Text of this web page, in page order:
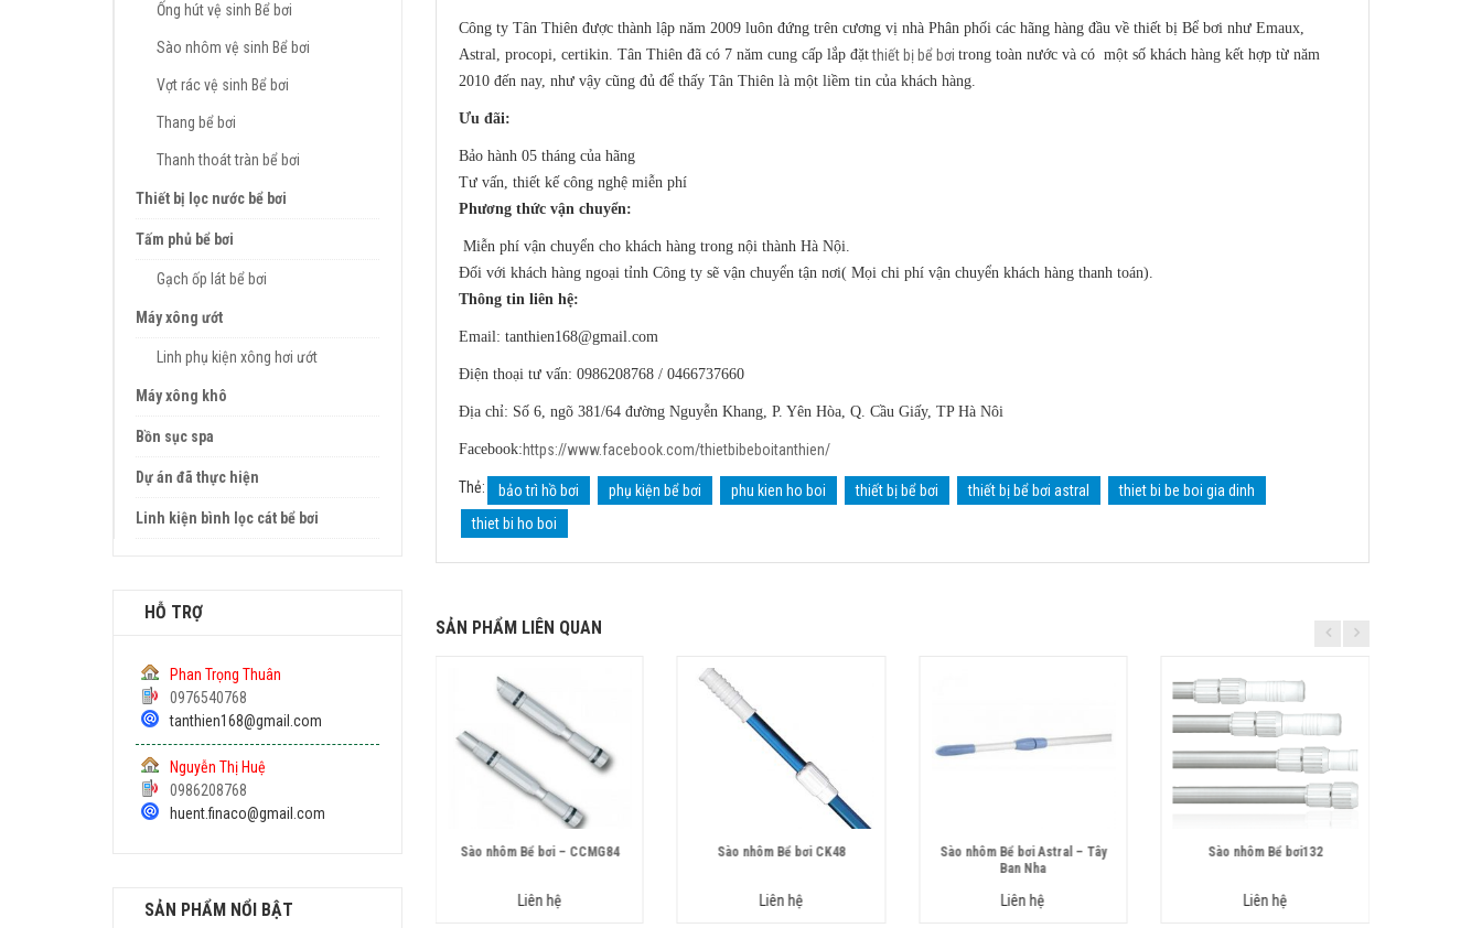
Công ty Tân Thiên được thành lập năm 2009 luôn đứng trên cương vị nhà Phân phối các hãng hàng đầu về thiết bị Bể bơi như Emaux,
Astral, procopi, certikin. Tân Thiên đã có 7 năm cung cấp lắp đặtthiết bị bể bơi trong toàn nước và có một số khách hàng kết hợp từ năm
2010 đến nay, như vậy cũng đủ để thấy Tân Thiên là một liềm tin của khách hàng.
Ưu đãi:
Bảo hành 05 tháng của hãng
Tư vấn, thiết kế công nghệ miễn phí
Phương thức vận chuyển:
Miễn phí vận chuyển cho khách hàng trong nội thành Hà Nội.
Đối với khách hàng ngoại tỉnh Công ty sẽ vận chuyển tận nơi( Mọi chi phí vận chuyển khách hàng thanh toán).
Thông tin liên hệ:
Email: tanthien168@gmail.com
Điện thoại tư vấn: 0986208768 / 0466737660
Địa chỉ: Số 6, ngõ 381/64 đường Nguyễn Khang, P. Yên Hòa, Q. Cầu Giấy, TP Hà Nôi
Facebook: https://www.facebook.com/thietbibeboitanthien/
Thẻ: bảo trì hồ bơi phụ kiện bể bơi phu kien ho boi thiết bị bể bơi thiết bị bể bơi astral
thiet bi be boi gia dinh
thiet bi ho boi
SẢN PHẨM LIÊN QUAN
Liên hệ
Sào nhôm Bể bơi – CCMG84
Liên hệ
Sào nhôm Bể bơi CK48
Liên hệ
Sào nhôm Bể bơi Astral – Tây
Ban Nha
Liên hệ
Sào nhôm Bể bơi132
Liên hệ
Ống hút vệ sinh Bể bơi
Sào nhôm vệ sinh Bể bơi
Vợt rác vệ sinh Bể bơi
Thang bể bơi
Thanh thoát tràn bể bơi
Thiết bị lọc nước bể bơi
Tấm phủ bể bơi
Gạch ốp lát bể bơi
Máy xông ướt
Linh phụ kiện xông hơi ướt
Máy xông khô
Bồn sục spa
Dự án đã thực hiện
Linh kiện bình lọc cát bể bơi
HỖ TRỢ
Phan Trọng Thuân
0976540768
tanthien168@gmail.com
Nguyễn Thị Huệ
0986208768
huent.finaco@gmail.com
SẢN PHẨM NỔI BẬT